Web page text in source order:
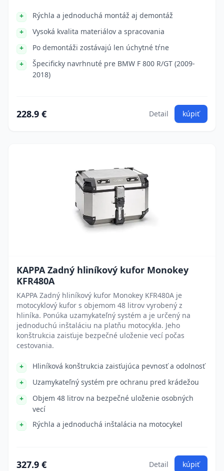
Rýchla a jednoduchá montáž aj demontáž
Vysoká kvalita materiálov a spracovania
Po demontáži zostávajú len úchytné tŕne
Špecificky navrhnuté pre BMW F 800 R/GT (2009-
2018)
228.9 € Detail kúpiť
KAPPA Zadný hliníkový kufor Monokey
KFR480A
KAPPA Zadný hliníkový kufor Monokey KFR480A je
motocyklový kufor s objemom 48 litrov vyrobený z
hliníka. Ponúka uzamykateľný systém a je určený na
jednoduchú inštaláciu na platňu motocykla. Jeho
konštrukcia zaisťuje bezpečné uloženie vecí počas
cestovania.
Hliníková konštrukcia zaisťujúca pevnosť a odolnosť
Uzamykateľný systém pre ochranu pred krádežou
Objem 48 litrov na bezpečné uloženie osobných
vecí
Rýchla a jednoduchá inštalácia na motocykel
327.9 € Detail kúpiť